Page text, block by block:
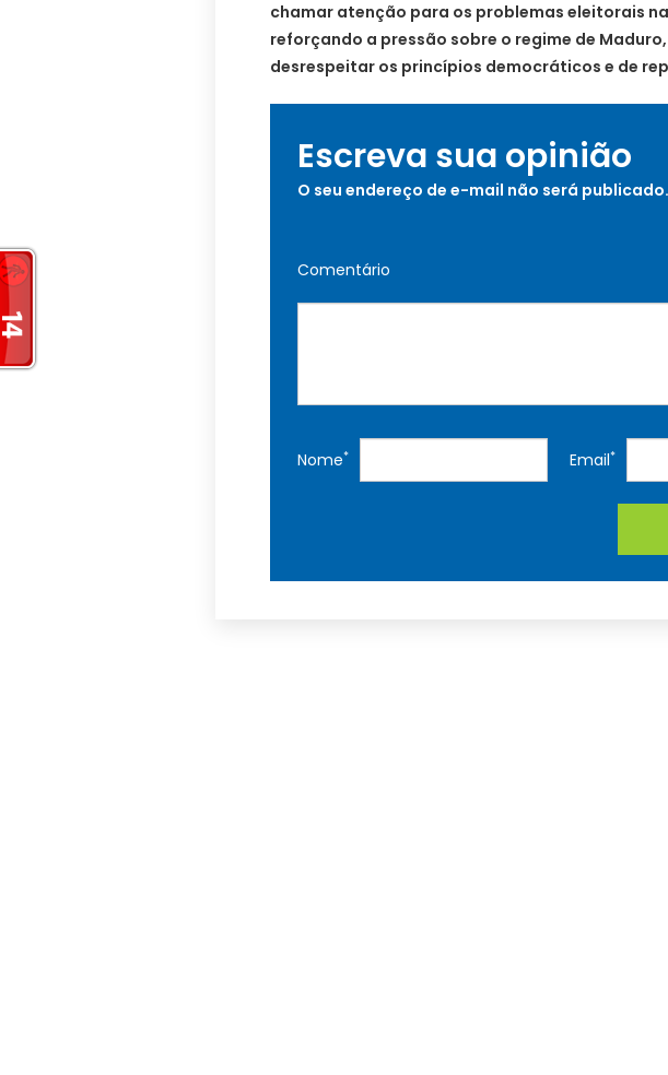
chamar atenção para os problemas eleitorais
reforçando a pressão sobre o regime de
desrespeitar os princípios democráticos e de
Escreva sua opinião
O seu endereço de e-mail não será publicado.
Comentário
Nome* Email*